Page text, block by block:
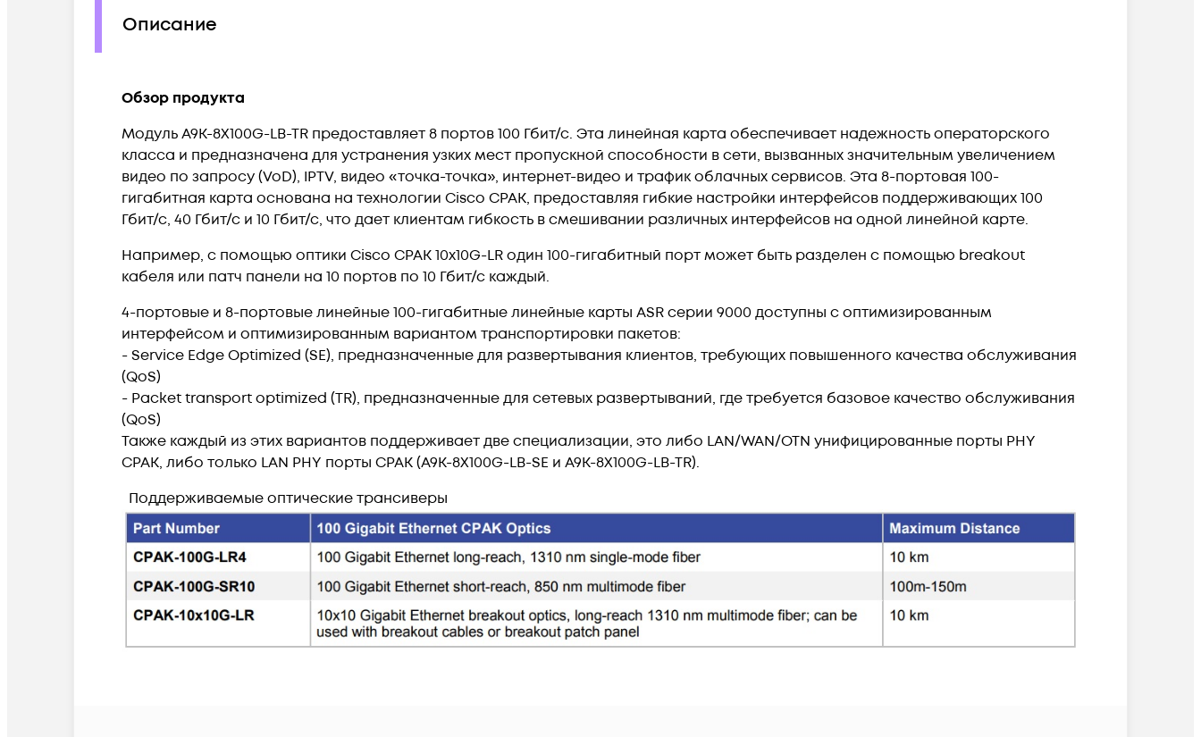
Описание
Обзор продукта
Модуль A9K-8X100G-LB-TR предоставляет 8 портов 100 Гбит/с. Эта линейная карта обеспечивает надежность операторского
класса и предназначена для устранения узких мест пропускной способности в сети, вызванных значительным увеличением
видео по запросу (VoD), IPTV, видео «точка-точка», интернет-видео и трафик облачных сервисов. Эта 8-портовая 100-
гигабитная карта основана на технологии Cisco CPAK, предоставляя гибкие настройки интерфейсов поддерживающих 100
Гбит/с, 40 Гбит/с и 10 Гбит/с, что дает клиентам гибкость в смешивании различных интерфейсов на одной линейной карте.
Например, с помощью оптики Cisco CPAK 10x10G-LR один 100-гигабитный порт может быть разделен с помощью breakout
кабеля или патч панели на 10 портов по 10 Гбит/с каждый.
4-портовые и 8-портовые линейные 100-гигабитные линейные карты ASR серии 9000 доступны с оптимизированным
интерфейсом и оптимизированным вариантом транспортировки пакетов:
- Service Edge Optimized (SE), предназначенные для развертывания клиентов, требующих повышенного качества обслуживания
(QoS)
- Packet transport optimized (TR), предназначенные для сетевых развертываний, где требуется базовое качество обслуживания
(QoS)
Также каждый из этих вариантов поддерживает две специализации, это либо LAN/WAN/OTN унифицированные порты PHY
CPAK, либо только LAN PHY порты CPAK (A9K-8X100G-LB-SE и A9K-8X100G-LB-TR).
Поддерживаемые оптические трансиверы